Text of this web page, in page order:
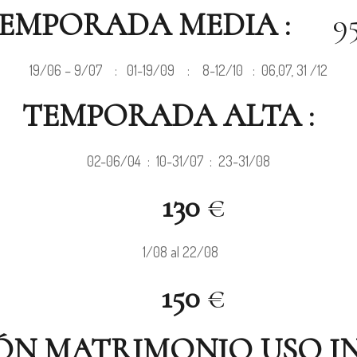
MEDIA :
19/06 – 9/07 : 01-19/09 : 8-12/10 : 06,07, 31 /12
TEMPORADA ALTA :
02-06/04 : 10-31/07 : 23-31/08
130 €
1/08 al 22/08
150 €